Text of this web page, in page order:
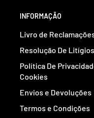
INFORMAÇÃO
Livro de
Resolução De
Política De
Cookies
Envios e Devoluções
Termos e Condições